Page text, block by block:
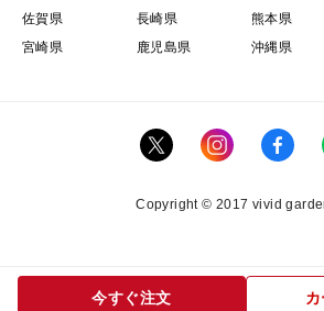
今すぐ注文
佐賀県
長崎県 熊本県
宮崎県
鹿児島県 沖縄県
Copyright © 2017 vivid